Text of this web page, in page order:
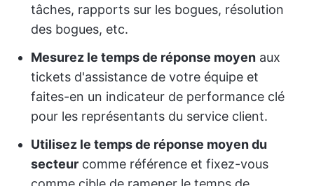
tâches, rapports sur les bogues, résolution
des bogues, etc.
Mesurez le temps de réponse moyen aux
tickets d'assistance de votre équipe et
faites-en un indicateur de performance clé
pour les représentants du service client.
Utilisez le temps de réponse moyen du
secteur comme référence et fixez-vous